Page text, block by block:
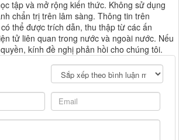
tập và mở rộng kiến thức. Không sử dụng
chẩn trị trên lâm sàng. Thông tin trên
thể được trích dẫn, thu thập từ các ấn
tử liên quan trong nước và ngoài nước. Nếu
kính đề nghị phản hồi cho chúng tôi.